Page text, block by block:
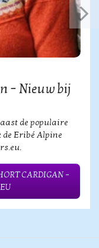
– Nieuw bij
de populaire
Eribé Alpine
CARDIGAN –